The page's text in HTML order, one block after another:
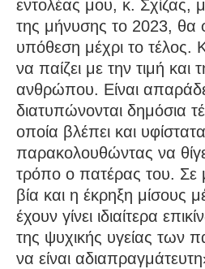
εντολέας μου, κ. Σχίζας,
της μήνυσης το 2023, θα
υπόθεση μέχρι το τέλος.
να παίζει με την τιμή
ανθρώπου. Είναι
διατυπώνονται δημόσια
οποία βλέπει και
παρακολουθώντας να
τρόπο ο πατέρας του. Σε
βία και η έκρηξη μίσους
έχουν γίνει ιδιαίτερα
της ψυχικής υγείας των
να είναι